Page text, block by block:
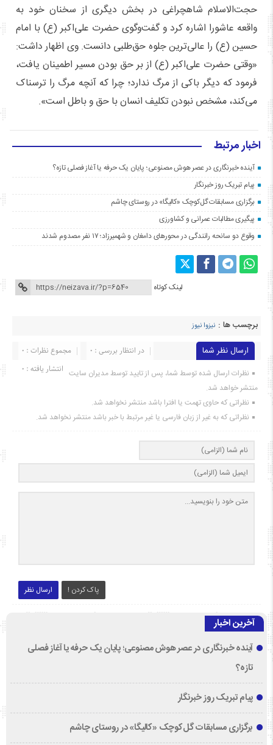
حجت‌الاسلام شاهچراغی در بخش دیگری از سخنان خود به
واقعه عاشورا اشاره کرد و گفت‌وگوی حضرت علی‌اکبر (ع) با امام
حسین (ع) را عالی‌ترین جلوه حق‌طلبی دانست. وی اظهار داشت:
«وقتی حضرت علی‌اکبر (ع) از بر حق بودن مسیر اطمینان یافت،
فرمود که دیگر باکی از مرگ ندارد؛ چرا که آنچه مرگ را ترسناک
می‌کند، مشخص نبودن تکلیف انسان با حق و باطل است».
اخبار مرتبط
آینده خبرنگاری در عصر هوش مصنوعی؛ پایان یک حرفه یا آغاز فصلی تازه؟
پیام تبریک روز خبرنگار
برگزاری مسابقات گل‌کوچک «کالیگا» در روستای چاشم
پیگیری مطالبات عمرانی و کشاورزی
وقوع دو سانحه رانندگی در محورهای دامغان و شهمیرزاد؛ ۱۷ نفر مصدوم شدند
لینک کوتاه
برچسب ها : نیزوا نیوز
ارسال نظر شما مجموع نظرات : 0
در انتظار بررسی : 0
انتشار یافته : ۰ نظرات ارسال شده توسط شما، پس از تایید توسط مدیران سایت
منتشر خواهد شد.
نظراتی که حاوی تهمت یا افترا باشد منتشر نخواهد شد.
نظراتی که به غیر از زبان فارسی یا غیر مرتبط با خبر باشد منتشر نخواهد شد.
ارسال نظر پاک کردن !
آخرین اخبار
آینده خبرنگاری در عصر هوش مصنوعی؛ پایان یک حرفه یا آغاز فصلی
تازه؟
پیام تبریک روز خبرنگار
برگزاری مسابقات گل‌کوچک «کالیگا» در روستای چاشم